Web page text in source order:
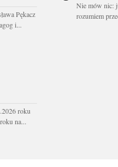
Pękacz
i...
Nie mów nic:
rozumiem
roku
na...